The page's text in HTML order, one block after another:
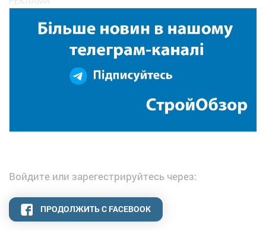
Войдите или зарегестрируйтесь через:
ПРОДОЛЖИТЬ С FACEBOOK